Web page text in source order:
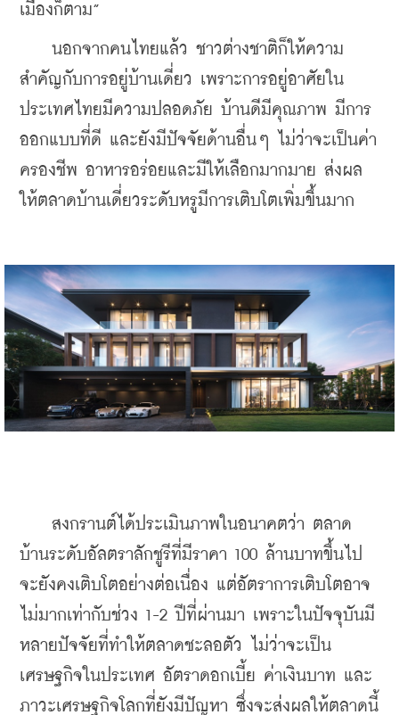
เมืองก็ตาม”
นอกจากคนไทยแล้ว ชาวต่างชาติก็ให้ความ
สำคัญกับการอยู่บ้านเดี่ยว เพราะการอยู่อาศัยใน
ประเทศไทยมีความปลอดภัย บ้านดีมีคุณภาพ มีการ
ออกแบบที่ดี และยังมีปัจจัยด้านอื่นๆ ไม่ว่าจะเป็นค่า
ครองชีพ อาหารอร่อยและมีให้เลือกมากมาย ส่งผล
ให้ตลาดบ้านเดี่ยวระดับหรูมีการเติบโตเพิ่มขึ้นมาก
สงกรานต์ได้ประเมินภาพในอนาคตว่า ตลาด
บ้านระดับอัลตราลักชูรีที่มีราคา 100 ล้านบาทขึ้นไป
จะยังคงเติบโตอย่างต่อเนื่อง แต่อัตราการเติบโตอาจ
ไม่มากเท่ากับช่วง 1-2 ปีที่ผ่านมา เพราะในปัจจุบันมี
หลายปัจจัยที่ทำให้ตลาดชะลอตัว ไม่ว่าจะเป็น
เศรษฐกิจในประเทศ อัตราดอกเบี้ย ค่าเงินบาท และ
ภาวะเศรษฐกิจโลกที่ยังมีปัญหา ซึ่งจะส่งผลให้ตลาดนี้